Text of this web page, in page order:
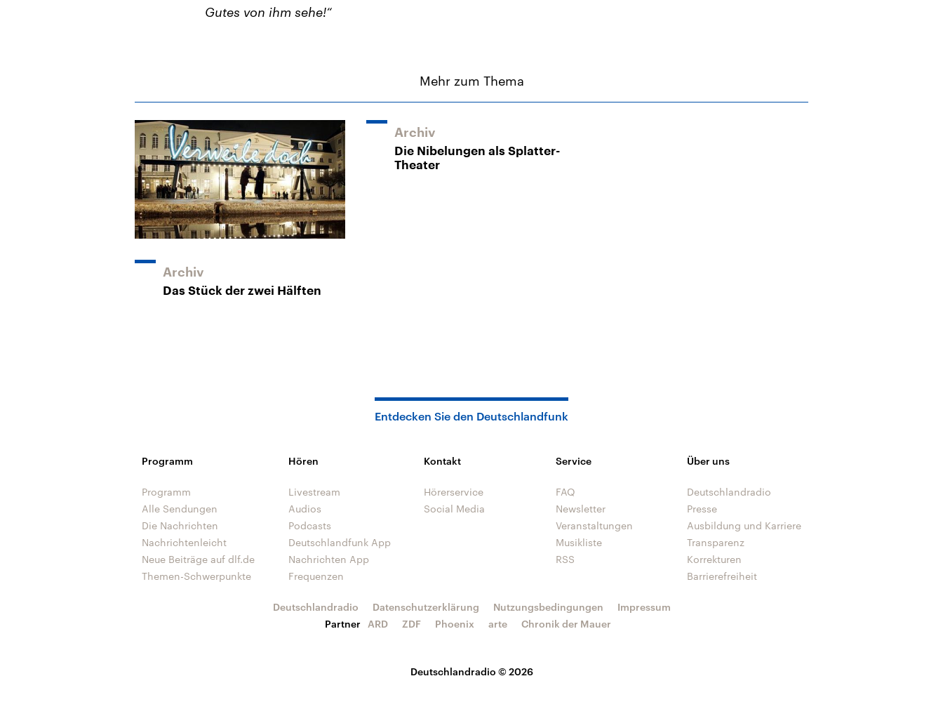
Gutes von ihm sehe!“
Mehr zum Thema
Archiv
Das Stück der zwei Hälften
Archiv
Die Nibelungen als Splatter-
Theater
Entdecken Sie den Deutschlandfunk
Programm
Programm
Alle Sendungen
Die Nachrichten
Nachrichtenleicht
Neue Beiträge auf dlf.de
Themen-Schwerpunkte
Hören
Livestream
Audios
Podcasts
Deutschlandfunk App
Nachrichten App
Frequenzen
Kontakt
Hörerservice
Social Media
Service
FAQ
Newsletter
Veranstaltungen
Musikliste
RSS
Über uns
Deutschlandradio
Presse
Ausbildung und Karriere
Transparenz
Korrekturen
Barrierefreiheit
Deutschlandradio © 2026
Deutschlandradio Datenschutzerklärung Nutzungsbedingungen
Impressum
Partner
ARD ZDF Phoenix arte Chronik der Mauer